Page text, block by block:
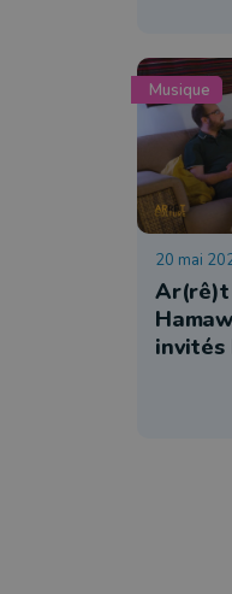
Musique
20 mai
Ar(rê)t
invités